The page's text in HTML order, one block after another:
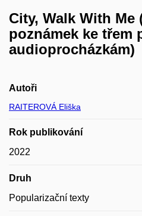
City, Walk With Me
poznámek ke třem
audioprocházkám)
Autoři
RAITEROVÁ Eliška
Rok publikování
2022
Druh
Popularizační texty